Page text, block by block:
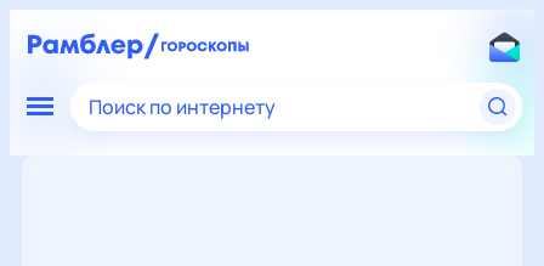
Поиск по интернету